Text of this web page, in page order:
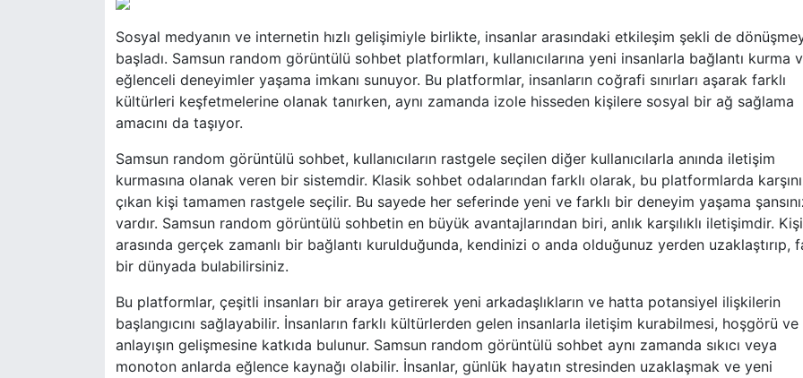
Sosyal medyanın ve internetin hızlı gelişimiyle birlikte, insanlar arasındaki etkileşim şekli de
başladı. Samsun random görüntülü sohbet platformları, kullanıcılarına yeni insanlarla bağlantı kurma
eğlenceli deneyimler yaşama imkanı sunuyor. Bu platformlar, insanların coğrafi sınırları aşarak farklı
kültürleri keşfetmelerine olanak tanırken, aynı zamanda izole hisseden kişilere sosyal bir ağ sağlama
amacını da taşıyor.
Samsun random görüntülü sohbet, kullanıcıların rastgele seçilen diğer kullanıcılarla anında iletişim
kurmasına olanak veren bir sistemdir. Klasik sohbet odalarından farklı olarak, bu platformlarda
çıkan kişi tamamen rastgele seçilir. Bu sayede her seferinde yeni ve farklı bir deneyim yaşama
vardır. Samsun random görüntülü sohbetin en büyük avantajlarından biri, anlık karşılıklı iletişimdir.
arasında gerçek zamanlı bir bağlantı kurulduğunda, kendinizi o anda olduğunuz yerden uzaklaştırıp,
bir dünyada bulabilirsiniz.
Bu platformlar, çeşitli insanları bir araya getirerek yeni arkadaşlıkların ve hatta potansiyel ilişkilerin
başlangıcını sağlayabilir. İnsanların farklı kültürlerden gelen insanlarla iletişim kurabilmesi, hoşgörü ve
anlayışın gelişmesine katkıda bulunur. Samsun random görüntülü sohbet aynı zamanda sıkıcı veya
monoton anlarda eğlence kaynağı olabilir. İnsanlar, günlük hayatın stresinden uzaklaşmak ve yeni